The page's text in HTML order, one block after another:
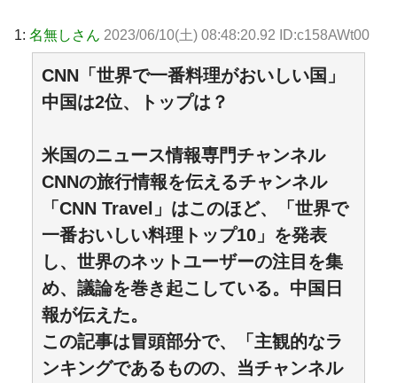
1: 名無しさん 2023/06/10(土) 08:48:20.92 ID:c158AWt00
CNN「世界で一番料理がおいしい国」
中国は2位、トップは？
米国のニュース情報専門チャンネル
CNNの旅行情報を伝えるチャンネル
「CNN Travel」はこのほど、「世界で
一番おいしい料理トップ10」を発表
し、世界のネットユーザーの注目を集
め、議論を巻き起こしている。中国日
報が伝えた。
この記事は冒頭部分で、「主観的なラ
ンキングであるものの、当チャンネル